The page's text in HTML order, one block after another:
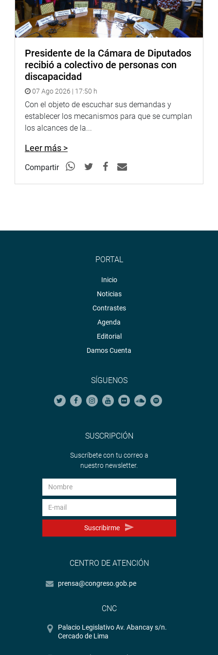
pase a la Comisión de Constitución y Reglamento. El
resultado fue de 11 votos a favor, 97 votos en contra, y
ninguna abstención.
OFICINA DE COMUNICACIONES
Presidente de la Cámara de Diputados
recibió a colectivo de personas con
discapacidad
07 Ago 2026 | 17:50 h
Con el objeto de escuchar sus demandas y
establecer los mecanismos para que se cumplan
los alcances de la...
Leer más >
Compartir
PORTAL
Inicio
Noticias
Contrastes
Agenda
Editorial
Damos Cuenta
SÍGUENOS
SUSCRIPCIÓN
Suscríbete con tu correo a
nuestro newsletter.
Suscribirme
CENTRO DE ATENCIÓN
prensa@congreso.gob.pe
CNC
Palacio Legislativo Av. Abancay s/n.
Cercado de Lima